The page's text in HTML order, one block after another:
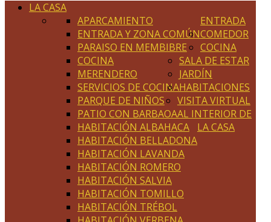
LA CASA
ENTRADA
APARCAMIENTO
ENTRADA Y ZONA COMÚN
PARAISO EN MEMBIBRE
COMEDOR
COCINA
COCINA
MERENDERO
SERVICIOS DE COCINA
SALA DE ESTAR
JARDÍN
PARQUE DE NIÑOS
PATIO CON BARBAOA
HABITACIONES
HABITACIÓN ALBAHACA
HABITACIÓN BELLADONA
HABITACIÓN LAVANDA
HABITACIÓN ROMERO
HABITACIÓN SALVIA
HABITACIÓN TOMILLO
HABITACIÓN TRÉBOL
VISITA VIRTUAL
AL INTERIOR DE
LA CASA